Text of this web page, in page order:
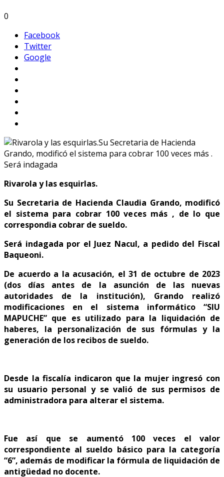
0
Facebook
Twitter
Google
Rivarola y las esquirlas.
Su Secretaria de Hacienda Claudia Grando, modificó
el sistema para cobrar 100 veces más , de lo que
correspondia cobrar de sueldo.
Será indagada por el Juez Nacul, a pedido del Fiscal
Baqueoni.
De acuerdo a la acusación, el 31 de octubre de 2023
(dos días antes de la asunción de las nuevas
autoridades de la institución), Grando realizó
modificaciones en el sistema informático “SIU
MAPUCHE” que es utilizado para la liquidación de
haberes, la personalización de sus fórmulas y la
generación de los recibos de sueldo.
Desde la fiscalía indicaron que la mujer ingresó con
su usuario personal y se valió de sus permisos de
administradora para alterar el sistema.
Fue así que se aumentó 100 veces el valor
correspondiente al sueldo básico para la categoría
“6”, además de modificar la fórmula de liquidación de
antigüedad no docente.